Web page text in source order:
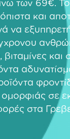
των 69€.
και
να
, βιταμίνες
ομορφιάς σε
στα